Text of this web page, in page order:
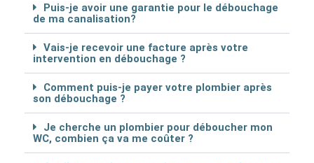
Puis-je avoir une garantie pour le débouchage
de ma canalisation?
Vais-je recevoir une facture après votre
intervention en débouchage ?
Comment puis-je payer votre plombier après
son débouchage ?
Je cherche un plombier pour déboucher mon
WC, combien ça va me coûter ?